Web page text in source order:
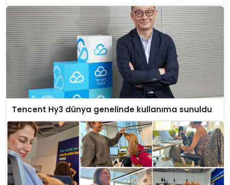
Tencent Hy3 dünya genelinde kullanıma sunuldu